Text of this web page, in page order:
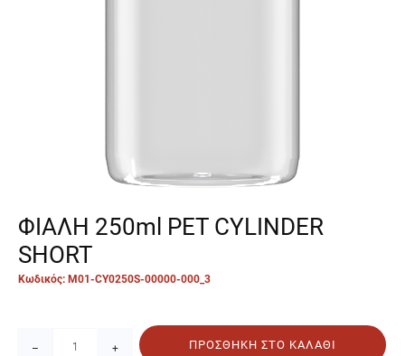
ΦΙΑΛΗ 250ml PET CYLINDER
SHORT
Κωδικός: M01-CY0250S-00000-000_3
– + ΠΡΟΣΘΉΚΗ ΣΤΟ ΚΑΛΆΘΙ